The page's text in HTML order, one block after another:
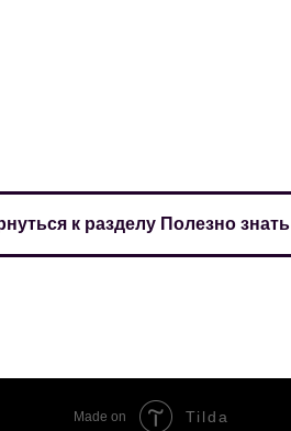
к разделу Полезно знать
Made on Tilda